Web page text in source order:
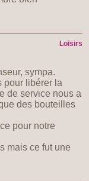
Loisirs
sympa.
pour libérer la
de service nous a
des bouteilles
pour notre
mais ce fut une